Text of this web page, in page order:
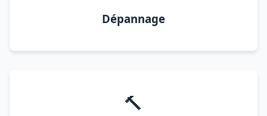
Dépannage
🔨